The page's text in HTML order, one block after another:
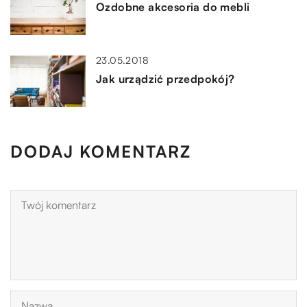
Ozdobne akcesoria do mebli
23.05.2018
Jak urządzić przedpokój?
DODAJ KOMENTARZ